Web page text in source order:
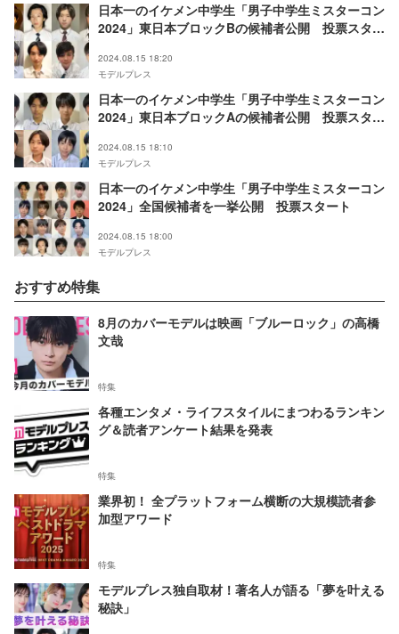
日本一のイケメン中学生「男子中学生ミスターコン
2024」東日本ブロックBの候補者公開 投票スター
2024.08.15 18:20
モデルプレス
日本一のイケメン中学生「男子中学生ミスターコン
2024」東日本ブロックAの候補者公開 投票スター
2024.08.15 18:10
モデルプレス
日本一のイケメン中学生「男子中学生ミスターコン
2024」全国候補者を一挙公開 投票スタート
2024.08.15 18:00
モデルプレス
おすすめ特集
8月のカバーモデルは映画「ブルーロック」の高橋
文哉
特集
各種エンタメ・ライフスタイルにまつわるランキン
グ＆読者アンケート結果を発表
特集
業界初！ 全プラットフォーム横断の大規模読者参
加型アワード
特集
モデルプレス独自取材！著名人が語る「夢を叶える
秘訣」